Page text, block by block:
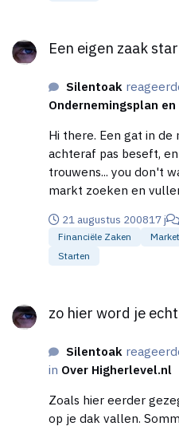
Een eigen zaak
Silentoak
Ondernemingsplan
Hi there. Een gat in de markt is meestal iets dat je
achteraf pas beseft, en niet gaat opzoeken. en
trouwens... you don't want to
markt zoeken en
krijgen. Combineer, werk met wat je hebt, kijk rond,
kijk naar je passie en
biedt echtheid en service de poen komt
21 augustus 200817 j
Financiële Zaken
Starten
zo hier word je
Silentoak
in Over Higherlevel.nl
Zoals hier eerder
op je dak vallen. Sommige mensen hebben de tijd